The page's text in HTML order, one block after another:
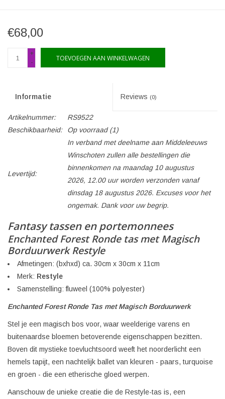
€68,00
+
-
TOEVOEGEN AAN WINKELWAGEN
Informatie Reviews (0)
Artikelnummer:
RS9522
Beschikbaarheid:
Op voorraad(1)
Levertijd:
In verband met deelname aan Middeleeuws
Winschoten zullen alle bestellingen die
binnenkomen na maandag 10 augustus
2026, 12.00 uur worden verzonden vanaf
dinsdag 18 augustus 2026. Excuses voor het
ongemak. Dank voor uw begrip.
Fantasy tassen en portemonnees
Enchanted Forest Ronde tas met Magisch
Borduurwerk Restyle
Afmetingen: (bxhxd) ca. 30cm x 30cm x 11cm
Merk: Restyle
Samenstelling: fluweel (100% polyester)
Enchanted Forest Ronde Tas met Magisch Borduurwerk
Stel je een magisch bos voor, waar weelderige varens en
buitenaardse bloemen betoverende eigenschappen bezitten.
Boven dit mystieke toevluchtsoord weeft het noorderlicht een
hemels tapijt, een nachtelijk ballet van kleuren - paars, turquoise
en groen - die een etherische gloed werpen.
Aanschouw de unieke creatie die de Restyle-tas is, een